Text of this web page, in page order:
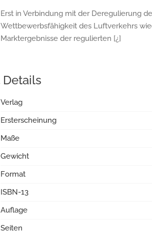
Erst in Verbindung mit der Deregulierung
Wettbewerbsfähigkeit des Luftverkehrs
Marktergebnisse der regulierten [¿]
Details
Verlag
Ersterscheinung
Maße
Gewicht
Format
ISBN-13
Auflage
Seiten